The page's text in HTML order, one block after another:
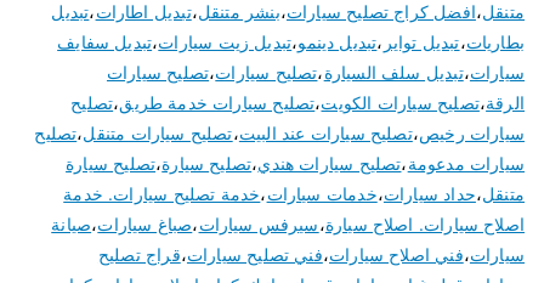
متنقل،افضل كراج تصليح سيارات،بنشر متنقل،تبديل اطارات،تبديل
بطاريات،تبديل تواير ،تبديل دينمو،تبديل زيت سيارات،تبديل سفايف
سيارات،تبديل سلف السيارة،تصليح سيارات،تصليح سيارات
الرقة،تصليح سيارات الكويت،تصليح سيارات خدمة طريق،تصليح
سيارات رخيص،تصليح سيارات عند البيت،تصليح سيارات متنقل،تصليح
سيارات مدعومة،تصليح سيارات هندي،تصليح سيارة،تصليح سيارة
متنقل،حداد سيارات،خدمات سيارات،خدمة تصليح سيارات. خدمة
اصلاح سيارات. اصلاح سيارة،سيرفس سيارات،صباغ سيارات،صيانة
سيارات،فني اصلاح سيارات،فني تصليح سيارات،قراج تصليح